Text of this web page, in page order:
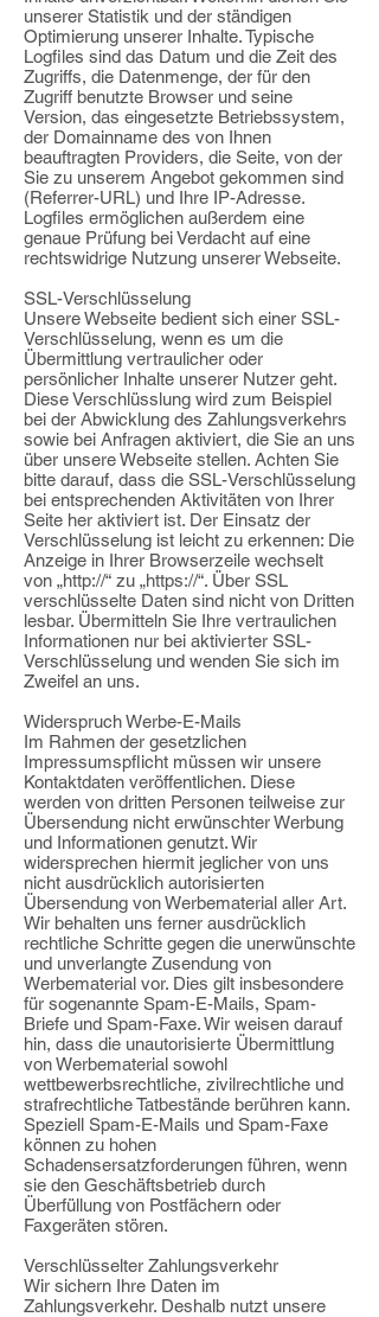
unserer Statistik und der ständigen
Optimierung unserer Inhalte. Typische
Logfiles sind das Datum und die Zeit des
Zugriffs, die Datenmenge, der für den
Zugriff benutzte Browser und seine
Version, das eingesetzte Betriebssystem,
der Domainname des von Ihnen
beauftragten Providers, die Seite, von der
Sie zu unserem Angebot gekommen sind
(Referrer-URL) und Ihre IP-Adresse.
Logfiles ermöglichen außerdem eine
genaue Prüfung bei Verdacht auf eine
rechtswidrige Nutzung unserer Webseite.
SSL-Verschlüsselung
Unsere Webseite bedient sich einer SSL-
Verschlüsselung, wenn es um die
Übermittlung vertraulicher oder
persönlicher Inhalte unserer Nutzer geht.
Diese Verschlüsslung wird zum Beispiel
bei der Abwicklung des Zahlungsverkehrs
sowie bei Anfragen aktiviert, die Sie an uns
über unsere Webseite stellen. Achten Sie
bitte darauf, dass die SSL-Verschlüsselung
bei entsprechenden Aktivitäten von Ihrer
Seite her aktiviert ist. Der Einsatz der
Verschlüsselung ist leicht zu erkennen: Die
Anzeige in Ihrer Browserzeile wechselt
von „http://“ zu „https://“. Über SSL
verschlüsselte Daten sind nicht von Dritten
lesbar. Übermitteln Sie Ihre vertraulichen
Informationen nur bei aktivierter SSL-
Verschlüsselung und wenden Sie sich im
Zweifel an uns.
Widerspruch Werbe-E-Mails
Im Rahmen der gesetzlichen
Impressumspflicht müssen wir unsere
Kontaktdaten veröffentlichen. Diese
werden von dritten Personen teilweise zur
Übersendung nicht erwünschter Werbung
und Informationen genutzt. Wir
widersprechen hiermit jeglicher von uns
nicht ausdrücklich autorisierten
Übersendung von Werbematerial aller Art.
Wir behalten uns ferner ausdrücklich
rechtliche Schritte gegen die unerwünschte
und unverlangte Zusendung von
Werbematerial vor. Dies gilt insbesondere
für sogenannte Spam-E-Mails, Spam-
Briefe und Spam-Faxe. Wir weisen darauf
hin, dass die unautorisierte Übermittlung
von Werbematerial sowohl
wettbewerbsrechtliche, zivilrechtliche und
strafrechtliche Tatbestände berühren kann.
Speziell Spam-E-Mails und Spam-Faxe
können zu hohen
Schadensersatzforderungen führen, wenn
sie den Geschäftsbetrieb durch
Überfüllung von Postfächern oder
Faxgeräten stören.
Verschlüsselter Zahlungsverkehr
Wir sichern Ihre Daten im
Zahlungsverkehr. Deshalb nutzt unsere